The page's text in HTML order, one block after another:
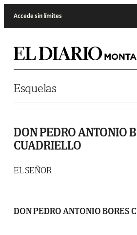
Accede sin límites
Esquelas
DON PEDRO ANTONIO
CUADRIELLO
EL SEÑOR
DON PEDRO ANTONIO BORES